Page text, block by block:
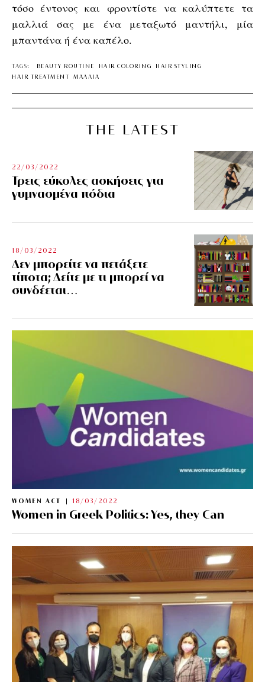
τόσο έντονος και φροντίστε να καλύπτετε τα
μαλλιά σας με ένα μεταξωτό μαντήλι, μία
μπαντάνα ή ένα καπέλο.
TAGS: BEAUTY ROUTINE HAIR COLORING
HAIR STYLING
HAIR TREATMENT
ΜΑΛΛΙΑ
THE LATEST
22/03/2022
Τρεις εύκολες ασκήσεις για
γυμνασμένα πόδια
18/03/2022
Δεν μπορείτε να πετάξετε
τίποτα; Δείτε με τι μπορεί να
συνδέεται…
WOMEN ACT 18/03/2022
Women in Greek Politics: Yes, they Can